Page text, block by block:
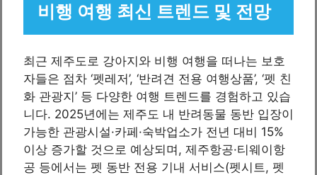
비행 여행 최신 트렌드 및 전망
최근 제주도로 강아지와 비행 여행을 떠나는 보호
자들은 점차 ‘펫레저’, ‘반려견 전용 여행상품’, ‘펫 친
화 관광지’ 등 다양한 여행 트렌드를 경험하고 있습
니다. 2025년에는 제주도 내 반려동물 동반 입장이
가능한 관광시설·카페·숙박업소가 전년 대비 15%
이상 증가할 것으로 예상되며, 제주항공·티웨이항
공 등에서는 펫 동반 전용 기내 서비스(펫시트, 펫